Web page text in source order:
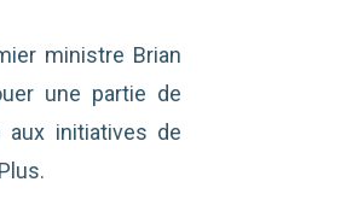
ministre Brian
une partie de
aux initiatives de